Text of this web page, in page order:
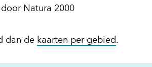
Natura 2000
dan de kaarten per gebied.